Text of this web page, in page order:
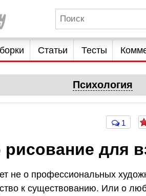
Статьи Тесты
Психология
1
рисование для
не о профессиональных
к существованию. Или о